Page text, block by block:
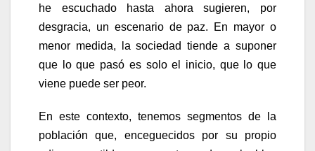
he escuchado hasta ahora sugieren, por
desgracia, un escenario de paz. En mayor o
menor medida, la sociedad tiende a suponer
que lo que pasó es solo el inicio, que lo que
viene puede ser peor.
En este contexto, tenemos segmentos de la
población que, enceguecidos por su propio